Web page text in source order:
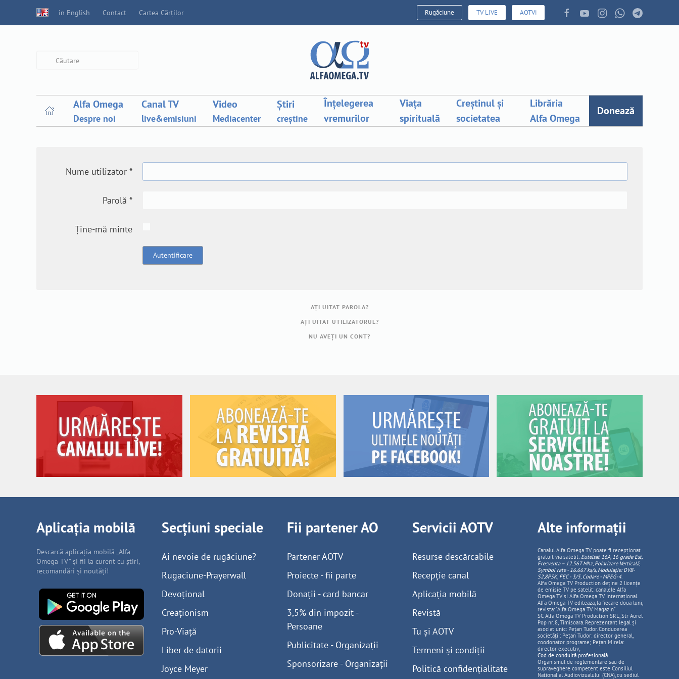
in English Contact Cartea Cărților Rugăciune TV LIVE AOTVi
Alfa Omega
Despre noi
Canal TV
live&emisiuni
Video
Mediacenter
Știri
creștine
Înțelegerea
vremurilor
Viața
spirituală
Creștinul și
societatea
Librăria
Alfa Omega
Donează
Nume utilizator *
Parolă *
Ține-mă minte
Autentificare
AŢI UITAT PAROLA?
AŢI UITAT UTILIZATORUL?
NU AVEȚI UN CONT?
Aplicația mobilă
Descarcă aplicația mobilă „Alfa
Omega TV” și fii la curent cu știri,
recomandări și noutăți!
Secțiuni speciale
Ai nevoie de rugăciune?
Rugaciune-Prayerwall
Devoțional
Creaționism
Pro-Viață
Liber de datorii
Joyce Meyer
Fii partener AO
Partener AOTV
Proiecte - fii parte
Donații - card bancar
3,5% din impozit -
Persoane
Publicitate - Organizații
Sponsorizare - Organizații
Servicii AOTV
Resurse descărcabile
Recepție canal
Aplicația mobilă
Revistă
Tu și AOTV
Termeni și condiții
Politică confidențialitate
Alte informații
Canalul Alfa Omega TV poate fi recepționat
gratuit via satelit: Eutelsat 16A, 16 grade Est,
Frecventa – 12.567 Mhz, PolarizareVerticală,
Symbol rate - 16.667 ks/s, Modulație: DVB-
S2,8PSK, FEC - 3/5, Codare - MPEG-4.
Alfa Omega TV Production deține 2 licențe
de emisie TV pe satelit: canalele Alfa
Omega TV și Alfa Omega TV Internațional.
Alfa Omega TV editeaza, la fiecare doua luni,
revista: "Alfa Omega TV Magazin".
SC Alfa Omega TV Production SRL, Str Aurel
Pop nr. 8, Timisoara. Reprezentant legal și
asociat unic: Pețan Tudor. Conducerea
societății: Pețan Tudor: director general,
coodonator programe; Pețan Mirela:
director executiv;
Cod de conduită profesională
Organismul de reglementare sau de
supraveghere competent este Consiliul
National al Audiovizualului (CNA), cu sediul